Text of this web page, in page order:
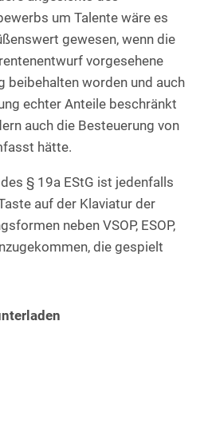
um Talente wäre es
gewesen, wenn die
vorgesehene
beibehalten worden und auch
echter Anteile beschränkt
auch die Besteuerung von
hätte.
§ 19a EStG ist jedenfalls
auf der Klaviatur der
neben VSOP, ESOP,
die gespielt